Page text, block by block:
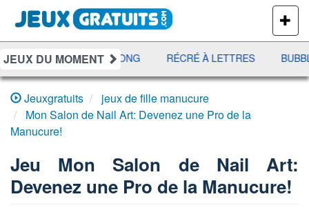
PLUS
DE
JEUX
JEUX DU MOMENT
DISCO DÉFI MAHJONG RÉCRÉ À LETTRES
Jeuxgratuits
jeux de fille manucure
Mon Salon de Nail Art: Devenez une Pro de la
Manucure!
Jeu Mon Salon de Nail Art:
Devenez une Pro de la Manucure!